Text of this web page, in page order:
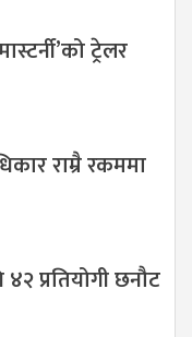
ट्रेलर
राम्रै रकममा
प्रतियोगी छनौट